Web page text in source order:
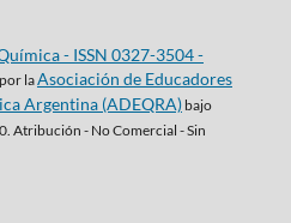
- ISSN 0327-3504 -
laAsociación de Educadores
Argentina (ADEQRA)bajo
Atribución - No Comercial - Sin